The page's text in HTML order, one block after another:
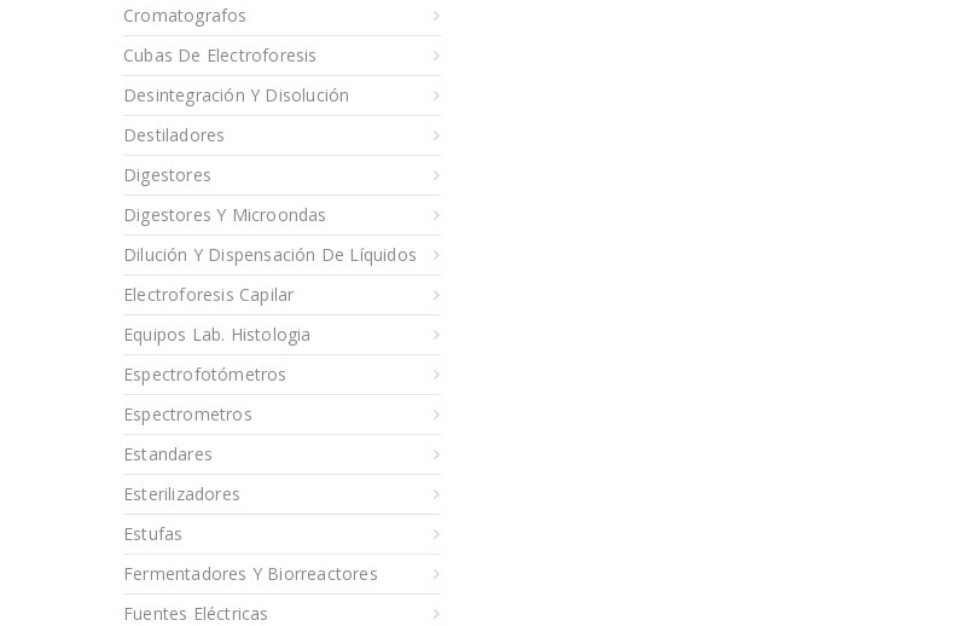
Cromatografos
Cubas De Electroforesis
Desintegración Y Disolución
Destiladores
Digestores
Digestores Y Microondas
Dilución Y Dispensación De Líquidos
Electroforesis Capilar
Equipos Lab. Histologia
Espectrofotómetros
Espectrometros
Estandares
Esterilizadores
Estufas
Fermentadores Y Biorreactores
Fuentes Eléctricas